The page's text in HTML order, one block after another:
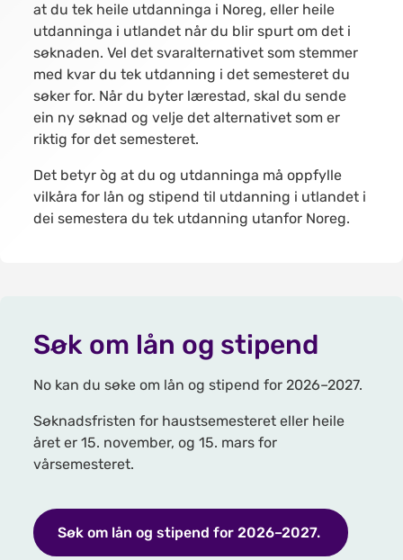
at du tek heile utdanninga i Noreg, eller heile
utdanninga i utlandet når du blir spurt om det i
søknaden. Vel det svaralternativet som stemmer
med kvar du tek utdanning i det semesteret du
søker for. Når du byter lærestad, skal du sende
ein ny søknad og velje det alternativet som er
riktig for det semesteret.
Det betyr òg at du og utdanninga må oppfylle
vilkåra for lån og stipend til utdanning i utlandet i
dei semestera du tek utdanning utanfor Noreg.
Søk om lån og stipend
No kan du søke om lån og stipend for 2026–2027.
Søknadsfristen for haustsemesteret eller heile
året er 15. november, og 15. mars for
vårsemesteret.
Søk om lån og stipend for 2026–2027.